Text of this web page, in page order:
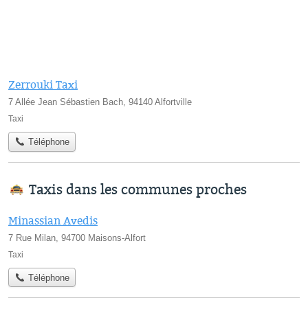
Zerrouki Taxi
7 Allée Jean Sébastien Bach, 94140 Alfortville
Taxi
Téléphone
Taxis dans les communes proches
Minassian Avedis
7 Rue Milan, 94700 Maisons-Alfort
Taxi
Téléphone